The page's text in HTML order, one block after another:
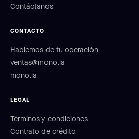
Contáctanos
CONTACTO
Hablemos de tu operación
ventas@mono.la
mono.la
LEGAL
Términos y condiciones
Contrato de crédito